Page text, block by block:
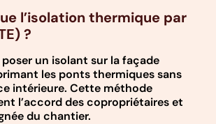
l’isolation thermique par
?
poser un isolant sur la façade
les ponts thermiques sans
intérieure. Cette méthode
l’accord des copropriétaires et
du chantier.